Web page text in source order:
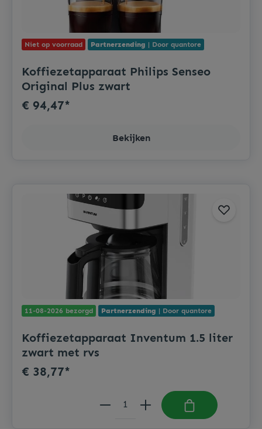
Niet op voorraad Partnerzending | Door quantore
Koffiezetapparaat Philips Senseo
Original Plus zwart
€ 94,47*
Bekijken
11-08-2026 bezorgd Partnerzending | Door quantore
Koffiezetapparaat Inventum 1.5 liter
zwart met rvs
€ 38,77*